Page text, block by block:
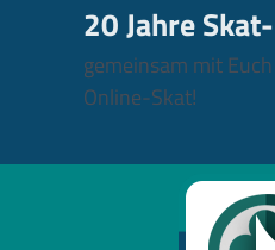
20 Jahre
gemeinsam mit
Online-Skat!